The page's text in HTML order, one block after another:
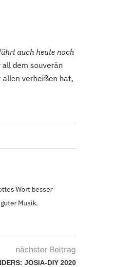
auch heute noch
dem souverän
allen verheißen hat,
Wort besser
Musik.
nächster Beitrag
JOSIA-DIY 2020